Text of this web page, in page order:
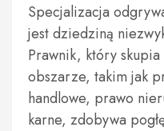
Specjalizacja
jest dziedziną
Prawnik, który
obszarze, takim jak
handlowe, prawo
karne, zdobywa